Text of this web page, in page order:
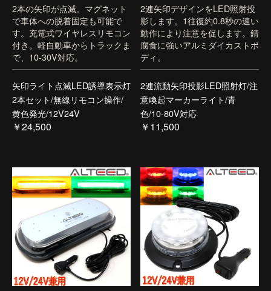
2本の矢印が点滅。マグネット
で車体への脱着固定も可能で
す。充電式ワイヤレスリモコン
付き。軽自動車からトラックま
で、10-30V対応。
矢印ライト点滅LED誘導表示灯
2本セット/無線リモコン操作/
黄色発光/12V24V
￥24,500
2連矢印デザインをLED照射投
影します。1往復約0.8秒の速い
動作により注意を促します。錆
腐食に強いアルミダイカストボ
ディ。
2連流動矢印投影LED照射灯/注
意喚起マーカーライト/青
色/10-80V対応
￥11,500